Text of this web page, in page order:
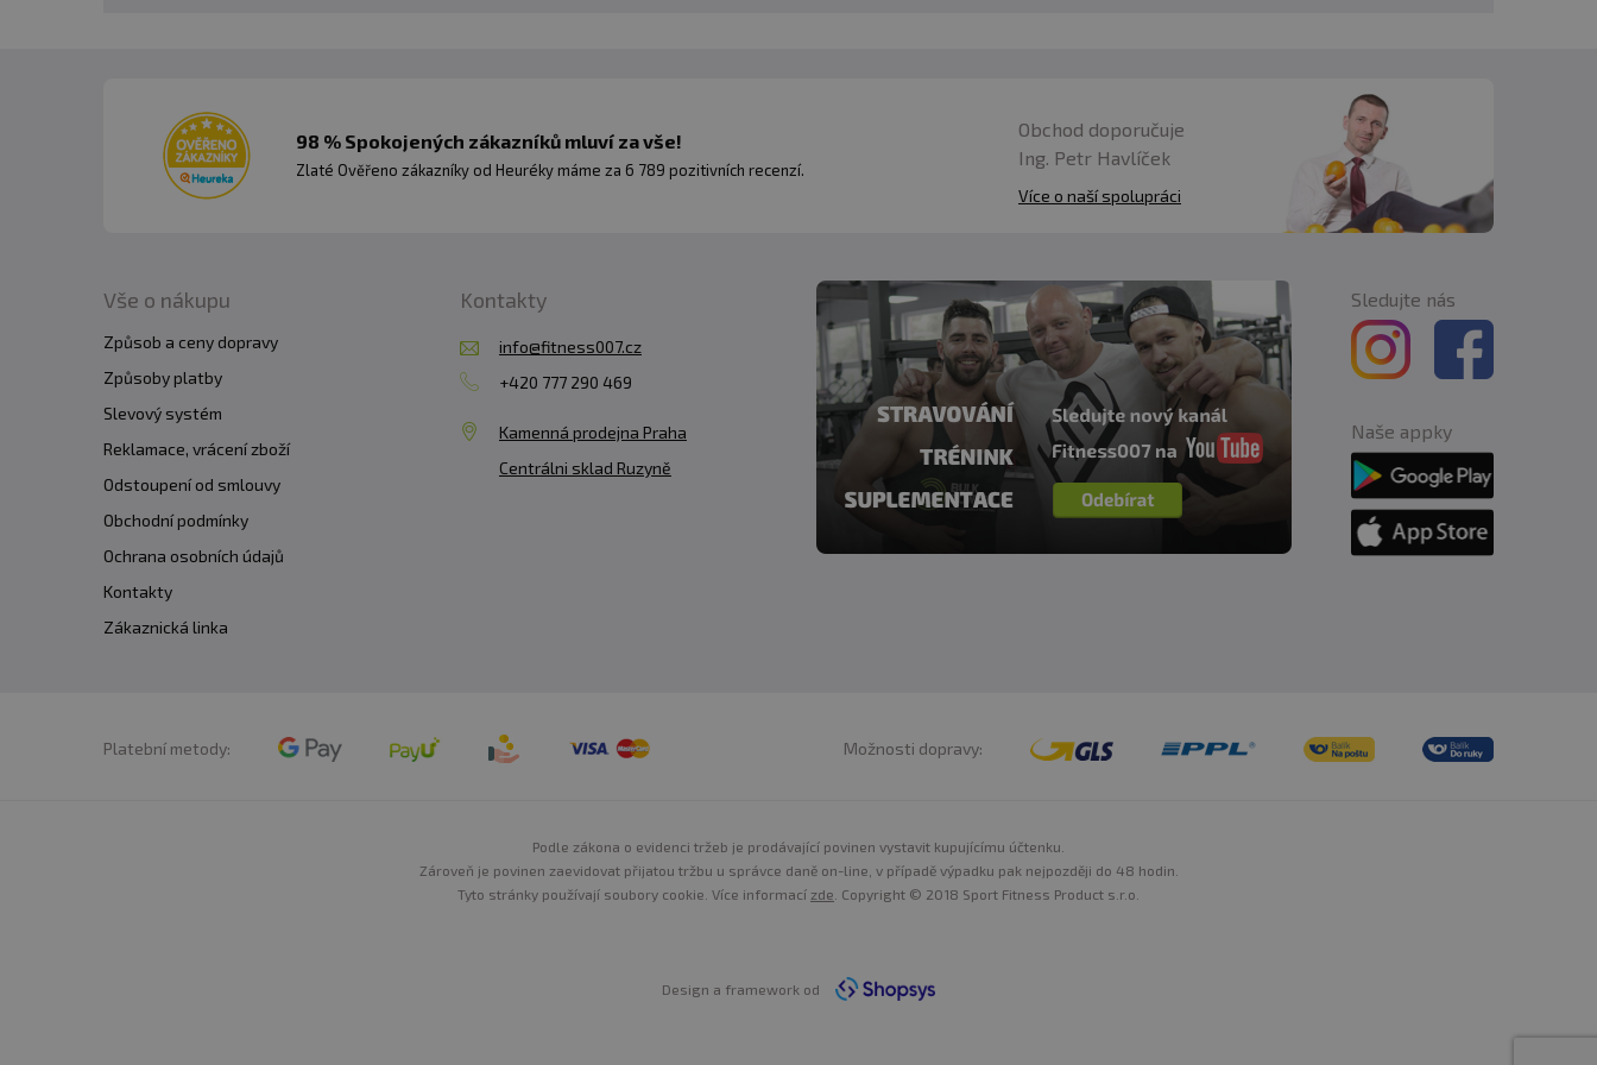
98 % Spokojených zákazníků mluví za vše!
Zlaté Ověřeno zákazníky od Heuréky máme za 6 789 pozitivních recenzí.
Obchod doporučuje
Ing. Petr Havlíček
Více o naší spolupráci
Vše o nákupu
Způsob a ceny dopravy
Způsoby platby
Slevový systém
Reklamace, vrácení zboží
Odstoupení od smlouvy
Obchodní podmínky
Ochrana osobních údajů
Kontakty
Zákaznická linka
Kontakty
info@fitness007.cz
+420 777 290 469
Kamenná prodejna Praha
Centrálni sklad Ruzyně
Sledujte nás
Naše appky
Platební metody: Možnosti dopravy:
Podle zákona o evidenci tržeb je prodávající povinen vystavit kupujícímu účtenku.
Zároveň je povinen zaevidovat přijatou tržbu u správce daně on-line, v případě výpadku pak nejpozději do 48 hodin.
Tyto stránky používají soubory cookie. Více informací zde . Copyright © 2018 Sport Fitness Product s.r.o.
Design a framework od